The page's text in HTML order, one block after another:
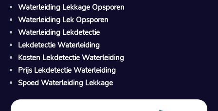
Waterleiding Lekkage Opsporen
Waterleiding Lek Opsporen
Waterleiding Lekdetectie
Lekdetectie Waterleiding
Kosten Lekdetectie Waterleiding
Prijs Lekdetectie Waterleiding
Spoed Waterleiding Lekkage